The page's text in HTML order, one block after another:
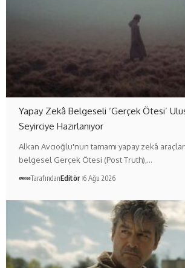
Yapay Zekâ Belgeseli ‘Gerçek Ötesi’
Seyirciye Hazırlanıyor
Alkan Avcıoğlu'nun tamamı yapay zekâ
belgesel Gerçek Ötesi (Post Truth),…
TarafındanEditör 6 Ağu 2026